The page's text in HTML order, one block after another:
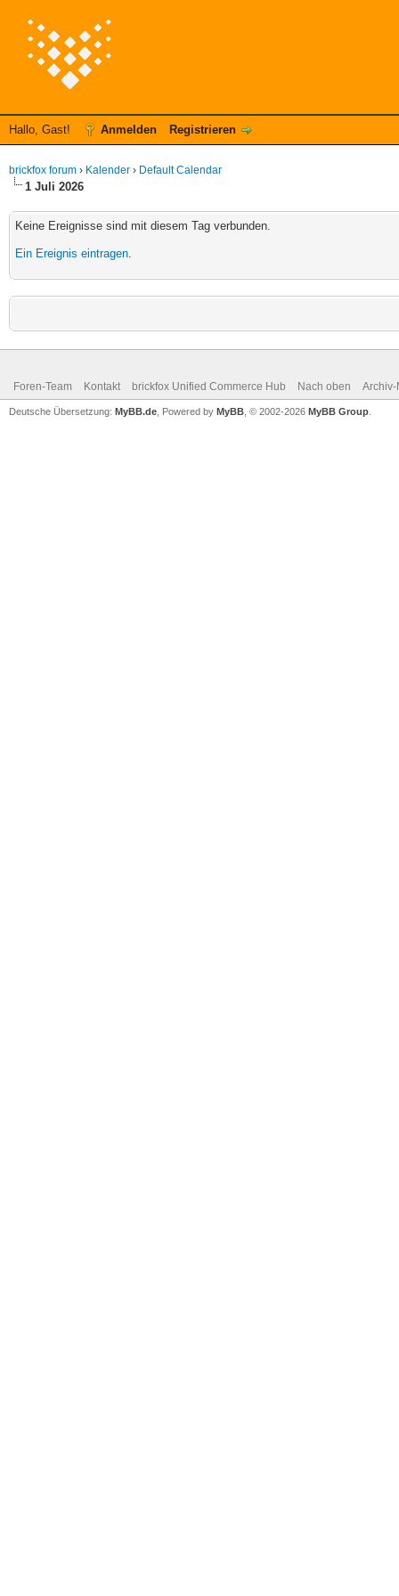
Hallo, Gast! Anmelden Registrieren
brickfox forum › Kalender › Default Calendar
1 Juli 2026
Keine Ereignisse sind mit diesem Tag verbunden.
Ein Ereignis eintragen.
Foren-Team Kontakt brickfox Unified Commerce Hub Nach oben Archiv-
Deutsche Übersetzung: MyBB.de , Powered by MyBB , © 2002-2026 MyBB Group